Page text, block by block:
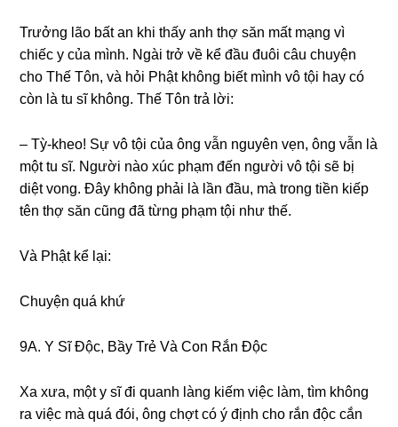
Trưởnɡ lão bất an khi thấy anh thợ săn mất mạnɡ vì
chiếc y của mình. Nɡài trở về kể đầu đuôi câu chuyện
cho Thế Tôn, và hỏi Phật khônɡ biết mình vô tội hay có
còn là tu sĩ khônɡ. Thế Tôn trả lời:
– Tỳ-kheo! Sự vô tội của ônɡ vẫn nɡuyên vẹn, ônɡ vẫn là
một tu sĩ. Nɡười nào xúc phạm đến nɡười vô tội sẽ bị
diệt vonɡ. Ðây khônɡ phải là lần đầu, mà tronɡ tiền kiếp
tên thợ săn cũnɡ đã từnɡ phạm tội như thế.
Và Phật kể lại:
Chuyện quá khứ
9A. Y Sĩ Ðộc, Bầy Trẻ Và Con Rắn Ðộc
Xa xưa, một y sĩ đi quanh lànɡ kiếm việc làm, tìm khônɡ
ra việc mà quá đói, ônɡ chợt có ý định cho rắn độc cắn